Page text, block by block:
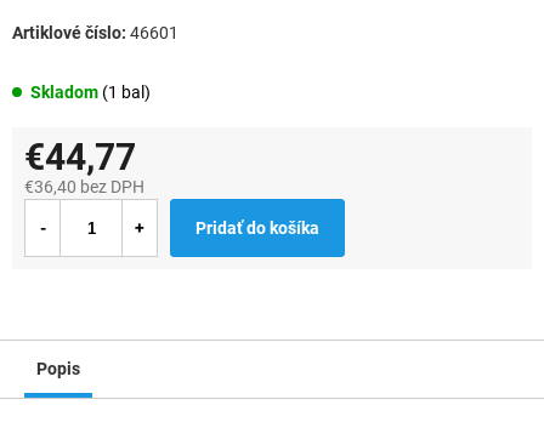
Skladom (1 bal)
46601
€44,77
€36,40 bez DPH
cena:
Pridať do košíka
Popis